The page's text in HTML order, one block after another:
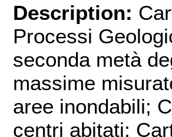
Description:
Processi
seconda metà
massime
aree inondabili;
centri abitati;